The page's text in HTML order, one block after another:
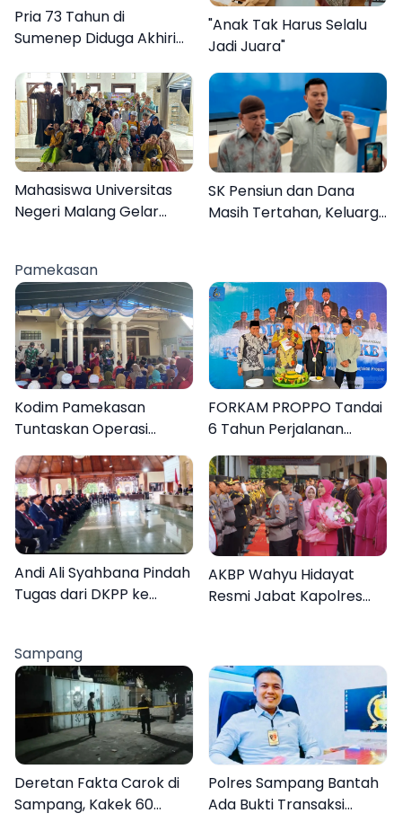
Pria 73 Tahun di
Sumenep Diduga Akhiri
"Anak Tak Harus Selalu
Jadi Juara"
Mahasiswa Universitas
Negeri Malang Gelar
SK Pensiun dan Dana
Masih Tertahan, Keluarga
Pamekasan
Kodim Pamekasan
Tuntaskan Operasi
Katarak Gratis, 160
Warga Kembali Melihat
Lebih Jelas
FORKAM PROPPO Tandai
6 Tahun Perjalanan
dengan Peluncuran Mars,
Hymne, dan Buku
Organisasi
Andi Ali Syahbana Pindah
Tugas dari DKPP ke
AKBP Wahyu Hidayat
Resmi Jabat Kapolres
Sampang
Deretan Fakta Carok di
Sampang, Kakek 60
Polres Sampang Bantah
Ada Bukti Transaksi